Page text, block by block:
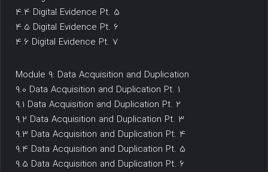
4.4 Digital Evidence Pt. 5
4.5 Digital Evidence Pt. 6
4.6 Digital Evidence Pt. 7
Module 9: Data Acquisition and Duplication
9.0 Data Acquisition and Duplication Pt. 1
9.1 Data Acquisition and Duplication Pt. 2
9.2 Data Acquisition and Duplication Pt. 3
9.3 Data Acquisition and Duplication Pt. 4
9.4 Data Acquisition and Duplication Pt. 5
9.5 Data Acquisition and Duplication Pt. 6